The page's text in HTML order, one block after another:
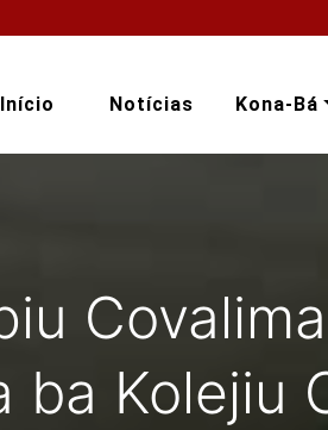
Início Notícias Kona-Bá
ba Kolejiu